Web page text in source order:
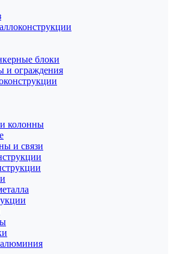
блоки
и ограждения
колонны
и связи